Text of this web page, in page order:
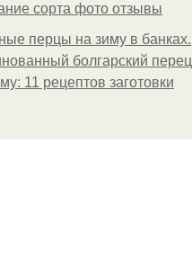
сорта фото отзывы
перцы на зиму в банках.
болгарский перец
11 рецептов заготовки